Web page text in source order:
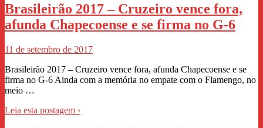
Brasileirão 2017 – Cruzeiro vence fora,
afunda Chapecoense e se firma no G-6
11 de setembro de 2017
Brasileirão 2017 – Cruzeiro vence fora, afunda Chapecoense e se
firma no G-6 Ainda com a memória no empate com o Flamengo, no
meio …
Leia esta postagem ›